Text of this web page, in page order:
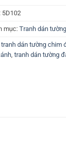
5D102
mục:Tranh dán
tranh dán tường chim
tranh dán tường